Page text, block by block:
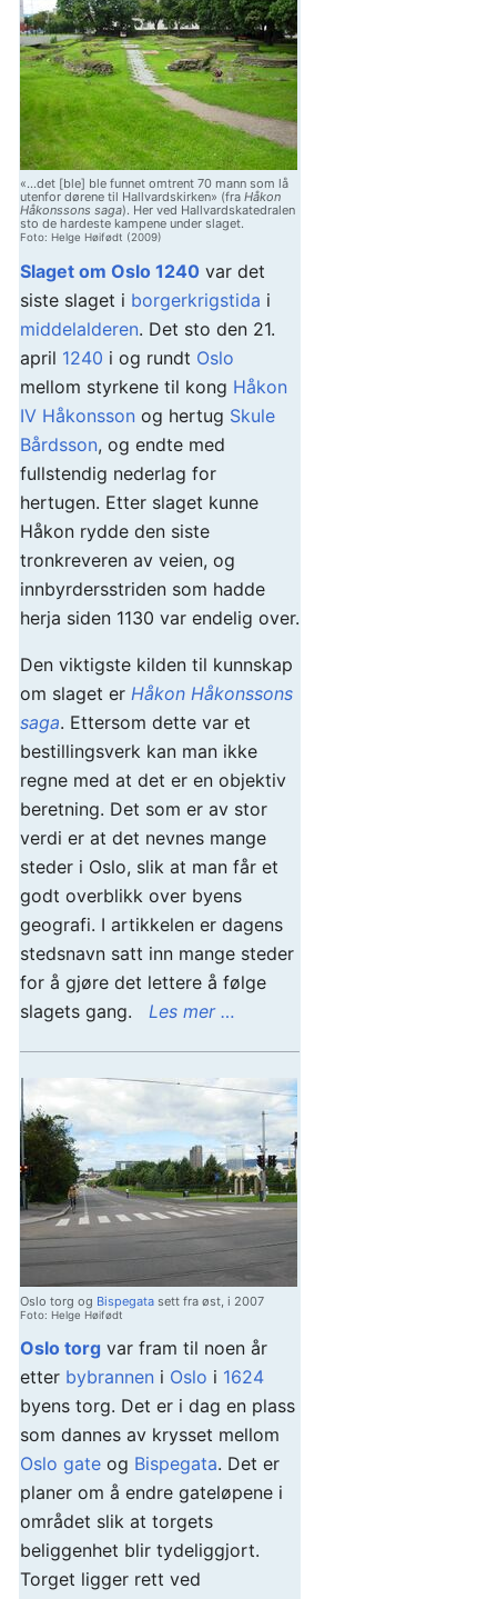
«...det [ble] ble funnet omtrent 70 mann som lå
utenfor dørene til Hallvardskirken» (fra Håkon
Håkonssons saga). Her ved Hallvardskatedralen
sto de hardeste kampene under slaget.
Foto: Helge Høifødt (2009)
Slaget om Oslo 1240 var det
siste slaget i borgerkrigstida i
middelalderen. Det sto den 21.
april 1240 i og rundt Oslo
mellom styrkene til kong Håkon
IV Håkonsson og hertug Skule
Bårdsson, og endte med
fullstendig nederlag for
hertugen. Etter slaget kunne
Håkon rydde den siste
tronkreveren av veien, og
innbyrdersstriden som hadde
herja siden 1130 var endelig over.
Den viktigste kilden til kunnskap
om slaget er Håkon Håkonssons
saga. Ettersom dette var et
bestillingsverk kan man ikke
regne med at det er en objektiv
beretning. Det som er av stor
verdi er at det nevnes mange
steder i Oslo, slik at man får et
godt overblikk over byens
geografi. I artikkelen er dagens
stedsnavn satt inn mange steder
for å gjøre det lettere å følge
slagets gang. Les mer …
Oslo torg og Bispegata sett fra øst, i 2007
Foto: Helge Høifødt
Oslo torg var fram til noen år
etter bybrannen i Oslo i 1624
byens torg. Det er i dag en plass
som dannes av krysset mellom
Oslo gate og Bispegata. Det er
planer om å endre gateløpene i
området slik at torgets
beliggenhet blir tydeliggjort.
Torget ligger rett ved